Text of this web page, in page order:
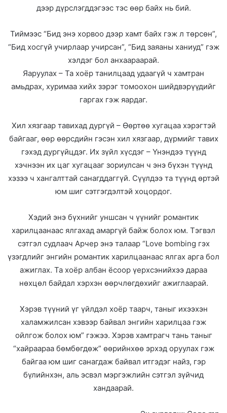
дээр дүрслэгддэгээс тэс өөр байх нь бий.
Тиймээс “Бид энэ хорвоо дээр хамт байх гэж л төрсөн”,
“Бид хосгүй учирлаар учирсан”, “Бид заяаны ханиуд” гэж
хэлдэг бол анхаараарай.
Яаруулах – Та хоёр танилцаад удаагүй ч хамтран
амьдрах, хуримаа хийх зэрэг томоохон шийдвэрүүдийг
гаргах гэж яардаг.
Хил хязгаар тавихад дургүй – Өөртөө хугацаа хэрэгтэй
байгааг, өөр өөрсдийн гэсэн хил хязгаар, дүрмийг тавих
гэхэд дургүйцдэг. Их зүйл хүсдэг – Үнэндээ түүнд
хэчнээн их цаг хугацааг зориулсан ч энэ бүхэн түүнд
хэзээ ч хангалттай санагддаггүй. Сүүлдээ та түүнд өртэй
юм шиг сэтгэгдэлтэй хоцордог.
Хэдий энэ бүхнийг уншсан ч үүнийг романтик
харилцаанаас ялгахад амаргүй байж болох юм. Тэгвэл
сэтгэл судлаач Арчер энэ талаар “Love bombing гэх
үзэгдлийг энгийн романтик харилцаанаас ялгах арга бол
ажиглах. Та хоёр албан ёсоор үерхсэнийхээ дараа
нөхцөл байдал хэрхэн өөрчлөгдөхийг ажиглаарай.
Хэрэв түүний үг үйлдэл хоёр таарч, таныг ихээхэн
халамжилсан хэвээр байвал энгийн харилцаа гэж
ойлгож болох юм” гэжээ. Хэрэв хамтрагч тань таныг
“хайраараа бөмбөгдөж” өөрийнхөө эрхэд оруулах гэж
байгаа юм шиг санагдаж байвал итгэдэг найз, гэр
бүлийнхэн, аль эсвэл мэргэжлийн сэтгэл зүйчид
хандаарай.